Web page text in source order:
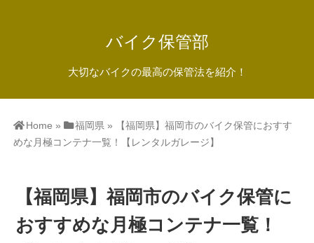
バイク保管部
大切なバイクの最高の保管法を紹介！
Home » 福岡県 »
【福岡県】福岡市のバイク保管におすす
めな月極コンテナ一覧！【レンタルガレージ】
【福岡県】福岡市のバイク保管に
おすすめな月極コンテナ一覧！